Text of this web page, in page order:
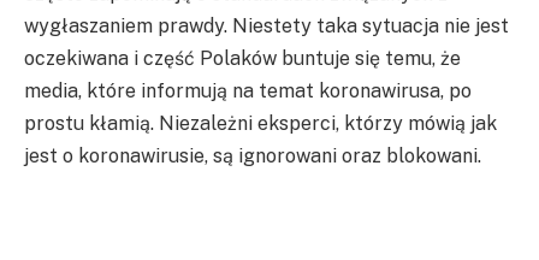
wygłaszaniem prawdy. Niestety taka sytuacja nie jest
oczekiwana i część Polaków buntuje się temu, że
media, które informują na temat koronawirusa, po
prostu kłamią. Niezależni eksperci, którzy mówią jak
jest o koronawirusie, są ignorowani oraz blokowani.